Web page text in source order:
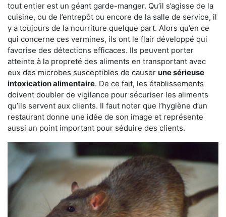
tout entier est un géant garde-manger. Qu’il s’agisse de la
cuisine, ou de l’entrepôt ou encore de la salle de service, il
y a toujours de la nourriture quelque part. Alors qu’en ce
qui concerne ces vermines, ils ont le flair développé qui
favorise des détections efficaces. Ils peuvent porter
atteinte à la propreté des aliments en transportant avec
eux des microbes susceptibles de causer une sérieuse
intoxication alimentaire. De ce fait, les établissements
doivent doubler de vigilance pour sécuriser les aliments
qu’ils servent aux clients. Il faut noter que l’hygiène d’un
restaurant donne une idée de son image et représente
aussi un point important pour séduire des clients.